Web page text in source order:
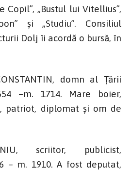
Copil”, „Bustul lui Vitellius”,
și „Studiu”. Consiliul
Dolj îi acordă o bursă, în
domn al Țării
–m. 1714. Mare boier,
patriot, diplomat și om de
scriitor, publicist,
– m. 1910. A fost deputat,